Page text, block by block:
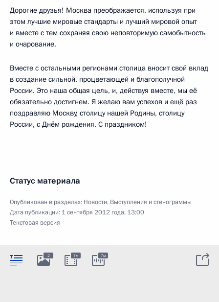
Дорогие друзья! Москва преображается, используя при
этом лучшие мировые стандарты и лучший мировой опыт
и вместе с тем сохраняя свою неповторимую самобытность
и очарование.
Вместе с остальными регионами столица вносит свой вклад
в создание сильной, процветающей и благополучной
России. Это наша общая цель, и, действуя вместе, мы её
обязательно достигнем. Я желаю вам успехов и ещё раз
поздравляю Москву, столицу нашей Родины, столицу
России, с Днём рождения. С праздником!
Статус материала
Опубликован в разделах: Новости, Выступления и стенограммы
Дата публикации: 1 сентября 2012 года, 13:00
Текстовая версия
2 7м 7м